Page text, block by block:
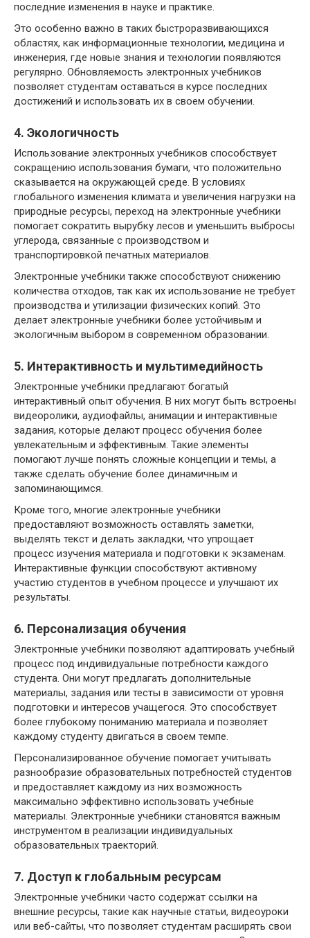
последние изменения в науке и практике.
Это особенно важно в таких быстроразвивающихся
областях, как информационные технологии, медицина и
инженерия, где новые знания и технологии появляются
регулярно. Обновляемость электронных учебников
позволяет студентам оставаться в курсе последних
достижений и использовать их в своем обучении.
4. Экологичность
Использование электронных учебников способствует
сокращению использования бумаги, что положительно
сказывается на окружающей среде. В условиях
глобального изменения климата и увеличения нагрузки на
природные ресурсы, переход на электронные учебники
помогает сократить вырубку лесов и уменьшить выбросы
углерода, связанные с производством и
транспортировкой печатных материалов.
Электронные учебники также способствуют снижению
количества отходов, так как их использование не требует
производства и утилизации физических копий. Это
делает электронные учебники более устойчивым и
экологичным выбором в современном образовании.
5. Интерактивность и мультимедийность
Электронные учебники предлагают богатый
интерактивный опыт обучения. В них могут быть встроены
видеоролики, аудиофайлы, анимации и интерактивные
задания, которые делают процесс обучения более
увлекательным и эффективным. Такие элементы
помогают лучше понять сложные концепции и темы, а
также сделать обучение более динамичным и
запоминающимся.
Кроме того, многие электронные учебники
предоставляют возможность оставлять заметки,
выделять текст и делать закладки, что упрощает
процесс изучения материала и подготовки к экзаменам.
Интерактивные функции способствуют активному
участию студентов в учебном процессе и улучшают их
результаты.
6. Персонализация обучения
Электронные учебники позволяют адаптировать учебный
процесс под индивидуальные потребности каждого
студента. Они могут предлагать дополнительные
материалы, задания или тесты в зависимости от уровня
подготовки и интересов учащегося. Это способствует
более глубокому пониманию материала и позволяет
каждому студенту двигаться в своем темпе.
Персонализированное обучение помогает учитывать
разнообразие образовательных потребностей студентов
и предоставляет каждому из них возможность
максимально эффективно использовать учебные
материалы. Электронные учебники становятся важным
инструментом в реализации индивидуальных
образовательных траекторий.
7. Доступ к глобальным ресурсам
Электронные учебники часто содержат ссылки на
внешние ресурсы, такие как научные статьи, видеоуроки
или веб-сайты, что позволяет студентам расширять свои